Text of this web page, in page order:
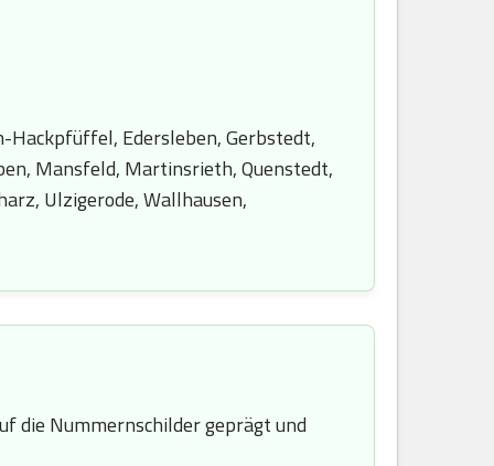
Edersleben, Gerbstedt,
Mansfeld, Martinsrieth, Quenstedt,
Ulzigerode, Wallhausen,
die Nummernschilder geprägt und